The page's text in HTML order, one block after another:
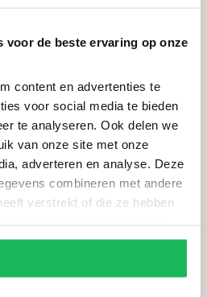
voor de beste ervaring op onze
content en advertenties te
voor social media te bieden
te analyseren. Ook delen we
van onze site met onze
adverteren en analyse. Deze
combineren met andere
verstrekt of die ze hebben
8 x 17 x 17
ca. 3 kg
Roestig, Wit
India
Scandinavisch | Landelijk